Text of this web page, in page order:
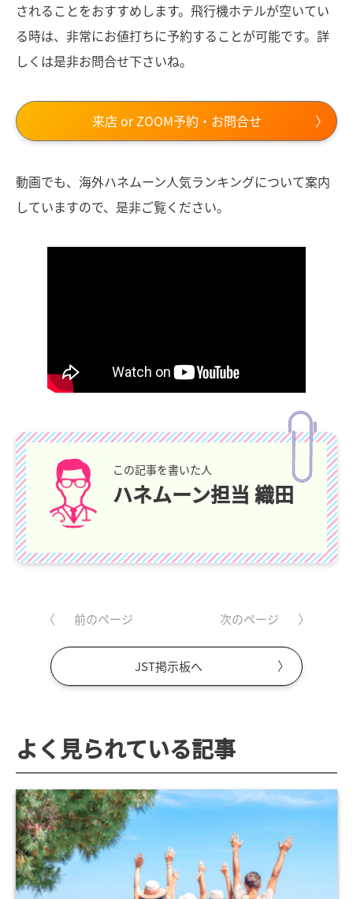
されることをおすすめします。飛行機ホテルが空いてい
る時は、非常にお値打ちに予約することが可能です。詳
しくは是非お問合せ下さいね。
来店 or ZOOM予約・お問合せ
動画でも、海外ハネムーン人気ランキングについて案内
していますので、是非ご覧ください。
この記事を書いた人
ハネムーン担当 織田
前のページ
JST掲示板へ
次のページ
よく見られている記事